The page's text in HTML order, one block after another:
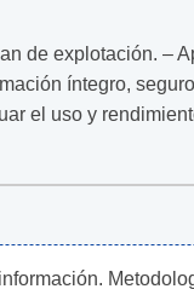
de explotación. –
íntegro,
el uso y